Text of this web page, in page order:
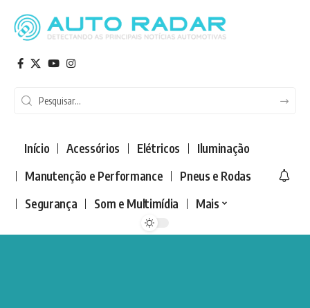
Início Acessórios Elétricos
Iluminação
Manutenção e Performance
Pneus e Rodas
Segurança
Som e Multimídia Mais